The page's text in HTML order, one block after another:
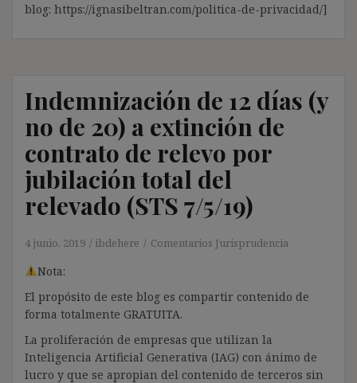
blog: https://ignasibeltran.com/politica-de-privacidad/]
Indemnización de 12 días (y
no de 20) a extinción de
contrato de relevo por
jubilación total del
relevado (STS 7/5/19)
4 junio, 2019 ibdehere Comentarios Jurisprudencia
Nota:
El propósito de este blog es compartir contenido de
forma totalmente GRATUITA.
La proliferación de empresas que utilizan la
Inteligencia Artificial Generativa (IAG) con ánimo de
lucro y que se apropian del contenido de terceros sin